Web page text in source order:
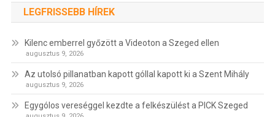
LEGFRISSEBB HÍREK
Kilenc emberrel győzött a Videoton a Szeged ellen
augusztus 9, 2026
Az utolsó pillanatban kapott góllal kapott ki a Szent Mihály
augusztus 9, 2026
Egygólos vereséggel kezdte a felkészülést a PICK Szeged